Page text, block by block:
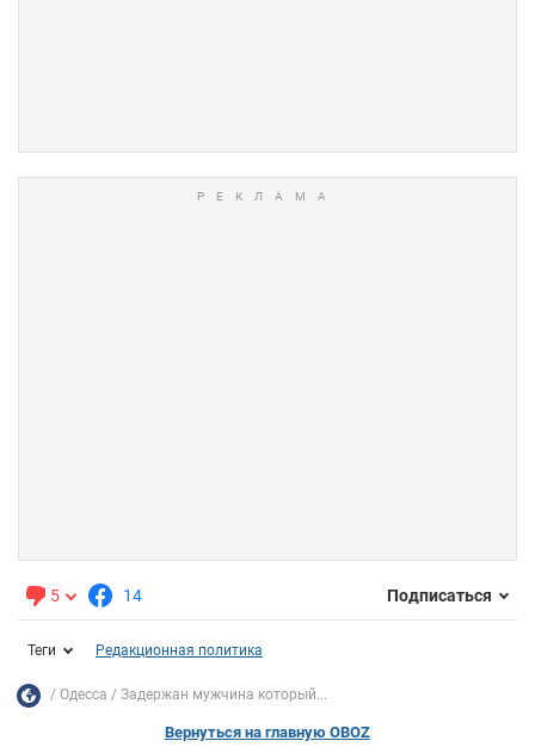
5 14 Подписаться
Теги Редакционная политика
Одесса Задержан мужчина который...
Вернуться на главную OBOZ